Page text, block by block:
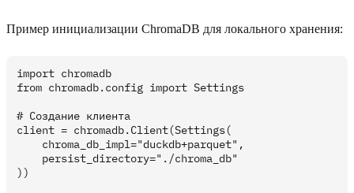
Пример инициализации ChromaDB для локального хранения:
import chromadb
from chromadb.config import Settings
# Создание клиента
client = chromadb.Client(Settings(
    chroma_db_impl="duckdb+parquet",
    persist_directory="./chroma_db"
))